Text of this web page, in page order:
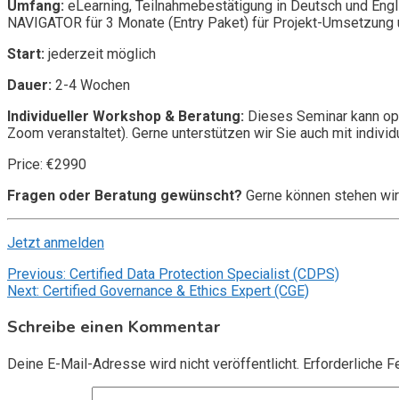
Umfang: eLearning, Teilnahmebestätigung in Deutsch und
NAVIGATOR für 3 Monate (Entry Paket) für Projekt-
Start: jederzeit möglich
Dauer: 2-4 Wochen
Individueller Workshop & Beratung: Dieses Seminar kann
Zoom veranstaltet). Gerne unterstützen wir Sie auch mit
Price: €2990
Fragen oder Beratung gewünscht? Gerne können stehen
Jetzt anmelden
Beitragsnavigation
Previous: Certified Data Protection Specialist (CDPS)
Next: Certified Governance & Ethics Expert (CGE)
Schreibe einen Kommentar
Deine E-Mail-Adresse wird nicht veröffentlicht. Erforderliche